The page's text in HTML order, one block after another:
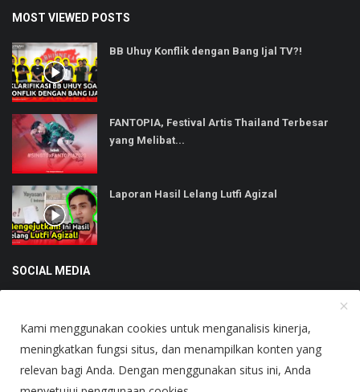
MOST VIEWED POSTS
BB Uhuy Konflik dengan Bang Ijal TV?!
FANTOPIA, Festival Artis Thailand Terbesar
yang Melibat...
Laporan Hasil Lelang Lutfi Agizal
SOCIAL MEDIA
Copyright © 2025 Heboh - All Rights Reserved.
Kami menggunakan cookies untuk menganalisis kinerja,
meningkatkan fungsi situs, dan menampilkan konten yang
relevan bagi Anda. Dengan menggunakan situs ini, Anda